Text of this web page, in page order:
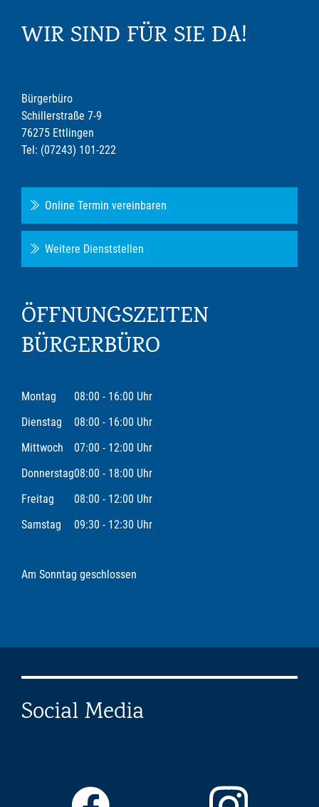
WIR SIND FÜR SIE DA!
Bürgerbüro
Schillerstraße 7-9
76275 Ettlingen
Tel: (07243) 101-222
Online Termin vereinbaren
Weitere Dienststellen
ÖFFNUNGSZEITEN
BÜRGERBÜRO
Montag
08:00 - 16:00 Uhr
Dienstag
08:00 - 16:00 Uhr
Mittwoch
07:00 - 12:00 Uhr
Donnerstag08:00 - 18:00 Uhr
Freitag
08:00 - 12:00 Uhr
Samstag
09:30 - 12:30 Uhr
Am Sonntag geschlossen
Social Media